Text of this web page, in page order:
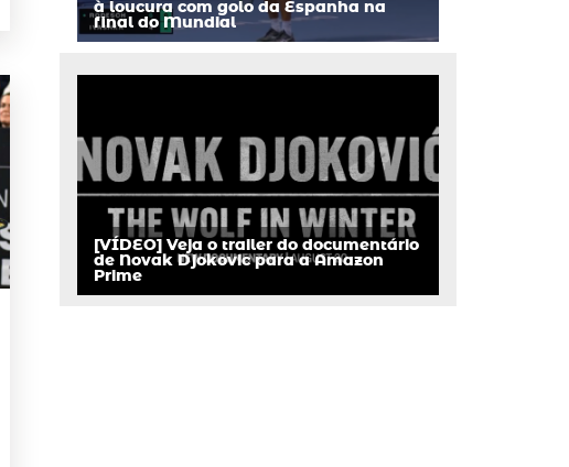
à loucura com golo da Espanha na
final do Mundial
[VÍDEO] Veja o trailer do documentário
de Novak Djokovic para a Amazon
Prime